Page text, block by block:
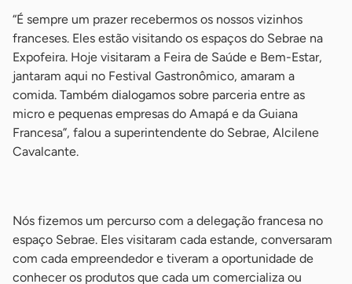
“É sempre um prazer recebermos os nossos vizinhos
franceses. Eles estão visitando os espaços do Sebrae na
Expofeira. Hoje visitaram a Feira de Saúde e Bem-Estar,
jantaram aqui no Festival Gastronômico, amaram a
comida. Também dialogamos sobre parceria entre as
micro e pequenas empresas do Amapá e da Guiana
Francesa”, falou a superintendente do Sebrae, Alcilene
Cavalcante.
Nós fizemos um percurso com a delegação francesa no
espaço Sebrae. Eles visitaram cada estande, conversaram
com cada empreendedor e tiveram a oportunidade de
conhecer os produtos que cada um comercializa ou